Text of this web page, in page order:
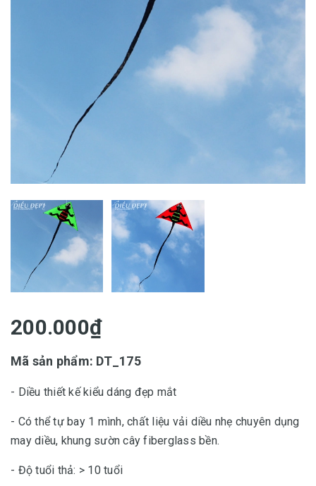
200.000₫
Mã sản phẩm: DT_175
- Diều thiết kế kiểu dáng đẹp mắt
- Có thể tự bay 1 mình, chất liệu vải diều nhẹ chuyên dụng
may diều, khung sườn cây fiberglass bền.
- Độ tuổi thả: > 10 tuổi